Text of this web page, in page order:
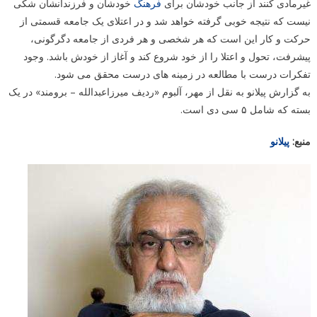
غیرمادی کنند از جانب خودشان برای فرهنگ خودشان و فرزندانشان شکی
نیست که نتیجه خوبی گرفته خواهد شد و در اعتلای یک جامعه قسمتی از
حرکت و کار این است که هر شخصی و هر فردی از جامعه دگرگونی،
پیشرفت، تحول و اعتلا را از خود شروع کند و آغاز از خودش باشد. وجود
تفکرات درست با مطالعه در زمینه های درست محقق می شود.
به گزارش پیلانو به نقل از مهر، آلبوم «ردیف میرزاعبدالله – برومند» در یک
بسته که شامل ۵ سی دی است.
منبع: پیلانو